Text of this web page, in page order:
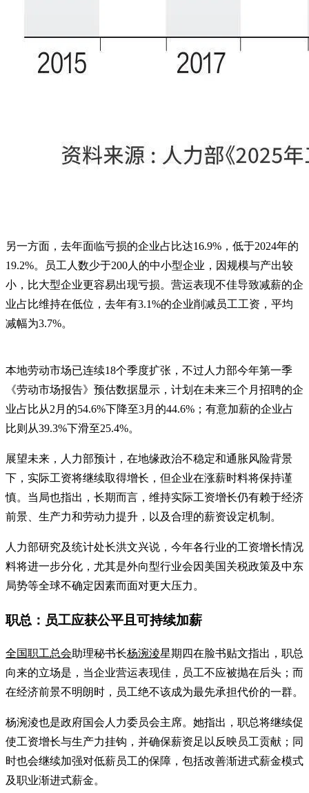
另一方面，去年面临亏损的企业占比达16.9%，低于2024年的
19.2%。员工人数少于200人的中小型企业，因规模与产出较
小，比大型企业更容易出现亏损。营运表现不佳导致减薪的企
业占比维持在低位，去年有3.1%的企业削减员工工资，平均
减幅为3.7%。
本地劳动市场已连续18个季度扩张，不过人力部今年第一季
《劳动市场报告》预估数据显示，计划在未来三个月招聘的企
业占比从2月的54.6%下降至3月的44.6%；有意加薪的企业占
比则从39.3%下滑至25.4%。
展望未来，人力部预计，在地缘政治不稳定和通胀风险背景
下，实际工资将继续取得增长，但企业在涨薪时料将保持谨
慎。当局也指出，长期而言，维持实际工资增长仍有赖于经济
前景、生产力和劳动力提升，以及合理的薪资设定机制。
人力部研究及统计处长洪文兴说，今年各行业的工资增长情况
料将进一步分化，尤其是外向型行业会因美国关税政策及中东
局势等全球不确定因素而面对更大压力。
职总：员工应获公平且可持续加薪
全国职工总会助理秘书长杨涴淩星期四在脸书贴文指出，职总
向来的立场是，当企业营运表现佳，员工不应被抛在后头；而
在经济前景不明朗时，员工绝不该成为最先承担代价的一群。
杨涴淩也是政府国会人力委员会主席。她指出，职总将继续促
使工资增长与生产力挂钩，并确保薪资足以反映员工贡献；同
时也会继续加强对低薪员工的保障，包括改善渐进式薪金模式
及职业渐进式薪金。